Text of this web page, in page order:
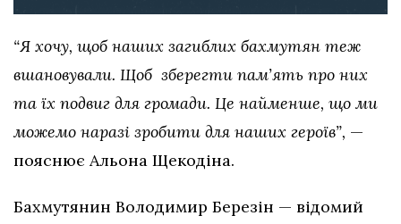
“Я хочу, щоб наших загиблих бахмутян теж
вшановували. Щоб зберегти пам’ять про них
та їх подвиг для громади. Це найменше, що ми
можемо наразі зробити для наших героїв”, —
пояснює Альона Щекодіна.
Бахмутянин Володимир Березін — відомий